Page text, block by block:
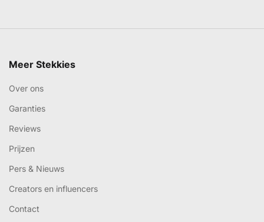
Meer Stekkies
Over ons
Garanties
Reviews
Prijzen
Pers & Nieuws
Creators en influencers
Contact